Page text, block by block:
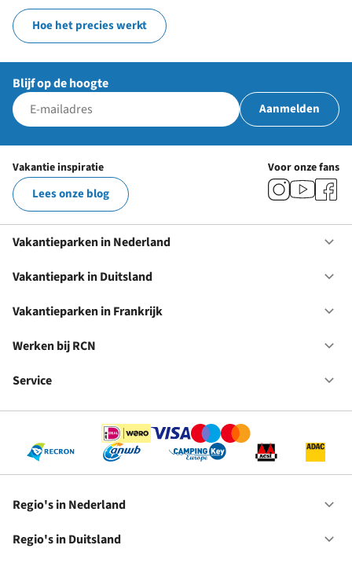
Hoe het precies werkt
Blijf op de hoogte
Aanmelden
Vakantie inspiratie
Lees onze blog
Voor onze fans
Vakantieparken in Nederland
Vakantiepark in Duitsland
Vakantieparken in Frankrijk
Werken bij RCN
Service
Regio's in Nederland
Regio's in Duitsland